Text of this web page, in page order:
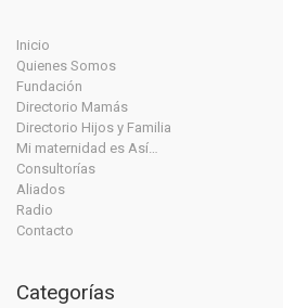
Inicio
Quienes Somos
Fundación
Directorio Mamás
Directorio Hijos y Familia
Mi maternidad es Así…
Consultorías
Aliados
Radio
Contacto
Categorías